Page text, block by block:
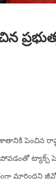
పెంచిన
ట్యాక్స్
మారింద‌ని జీవోలో